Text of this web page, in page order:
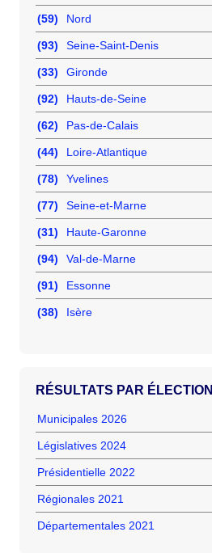
(59) Nord
(93) Seine-Saint-Denis
(33) Gironde
(92) Hauts-de-Seine
(62) Pas-de-Calais
(44) Loire-Atlantique
(78) Yvelines
(77) Seine-et-Marne
(31) Haute-Garonne
(94) Val-de-Marne
(91) Essonne
(38)
Isère
RÉSULTATS PAR ÉLECTION
Municipales 2026
Législatives 2024
Présidentielle 2022
Régionales 2021
Départementales 2021